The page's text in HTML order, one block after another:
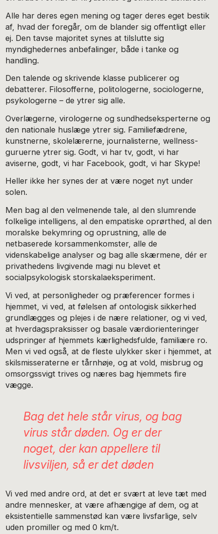
Alle har deres egen mening og tager deres eget bestik
af, hvad der foregår, om de blander sig offentligt eller
ej. Den tavse majoritet synes at tilslutte sig
myndighedernes anbefalinger, både i tanke og
handling.
Den talende og skrivende klasse publicerer og
debatterer. Filosofferne, politologerne, sociologerne,
psykologerne – de ytrer sig alle.
Overlægerne, virologerne og sundhedseksperterne og
den nationale huslæge ytrer sig. Familiefædrene,
kunstnerne, skolelærerne, journalisterne, wellness-
guruerne ytrer sig. Godt, vi har tv, godt, vi har
aviserne, godt, vi har Facebook, godt, vi har Skype!
Heller ikke her synes der at være noget nyt under
solen.
Men bag al den velmenende tale, al den slumrende
folkelige intelligens, al den empatiske oprørthed, al den
moralske bekymring og oprustning, alle de
netbaserede korsammenkomster, alle de
videnskabelige analyser og bag alle skærmene, dér er
privathedens livgivende magi nu blevet et
socialpsykologisk storskalaeksperiment.
Vi ved, at personligheder og præferencer formes i
hjemmet, vi ved, at følelsen af ontologisk sikkerhed
grundlægges og plejes i de nære relationer, og vi ved,
at hverdagspraksisser og basale værdiorienteringer
udspringer af hjemmets kærlighedsfulde, familiære ro.
Men vi ved også, at de fleste ulykker sker i hjemmet, at
skilsmisseraterne er tårnhøje, og at vold, misbrug og
omsorgssvigt trives og næres bag hjemmets fire
vægge.
Bag det hele står virus, og bag
virus står døden. Og er der
noget, der kan appellere til
livsviljen, så er det døden
Vi ved med andre ord, at det er svært at leve tæt med
andre mennesker, at være afhængige af dem, og at
eksistentielle sammenstød kan være livsfarlige, selv
uden promiller og med 0 km/t.